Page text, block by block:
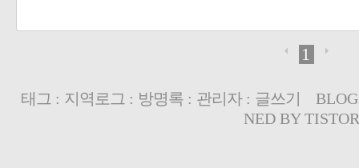
1
태그 : 지역로그 : 방명록: 관리자: 글쓰기
NED BY